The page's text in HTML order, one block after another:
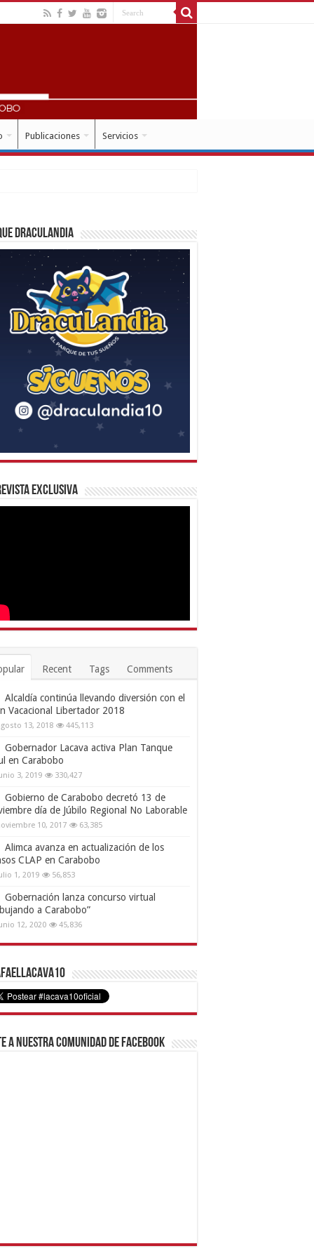
Publicaciones Servicios
Draculandia
Exclusiva
Recent Tags Comments
Alcaldía continúa llevando diversión con el
Vacacional Libertador 2018
13, 2018 445,113
Gobernador Lacava activa Plan Tanque
en Carabobo
3, 2019 330,427
Gobierno de Carabobo decretó 13 de
día de Júbilo Regional No Laborable
10, 2017 63,385
Alimca avanza en actualización de los
CLAP en Carabobo
1, 2019 56,853
Gobernación lanza concurso virtual
a Carabobo”
12, 2020 45,836
a nuestra comunidad de Facebook